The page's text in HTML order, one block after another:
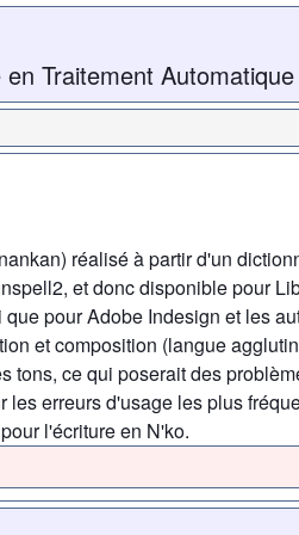
Traitement
réalisé à partir d'un
et donc disponible pour
pour Adobe Indesign et les
et composition (langue
tons, ce qui poserait des
erreurs d'usage les plus
l'écriture en N'ko.